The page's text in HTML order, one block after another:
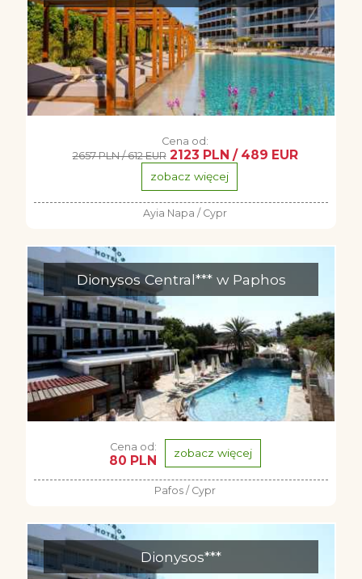
Cena od:
2657 PLN / 612 EUR 2123 PLN / 489 EUR
zobacz więcej
Ayia Napa / Cypr
Dionysos Central*** w Paphos
Cena od:
80 PLN zobacz więcej
Pafos / Cypr
Dionysos***